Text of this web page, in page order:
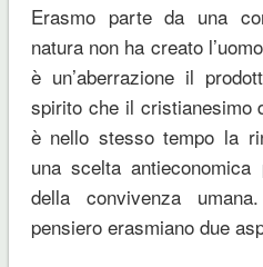
Erasmo parte da una
natura non ha creato
è un’aberrazione il
spirito che il cristianesimo
è nello stesso tempo la
una scelta
della convivenza
pensiero erasmiano due